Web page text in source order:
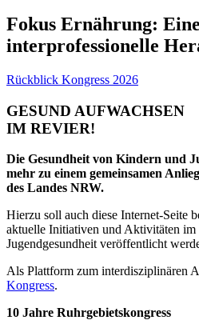
Fokus Ernährung: Eine
interprofessionelle
Rückblick Kongress 2026
GESUND AUFWACHSEN
IM REVIER!
Die Gesundheit von Kindern und
mehr zu einem gemeinsamen
des Landes NRW.
Hierzu soll auch diese Internet-Seite
aktuelle Initiativen und Aktivitäten
Jugendgesundheit veröffentlicht
Als Plattform zum interdisziplinären
Kongress.
10 Jahre Ruhrgebietskongress